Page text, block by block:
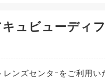
ュビューディ
レンズセンタｰをご利用